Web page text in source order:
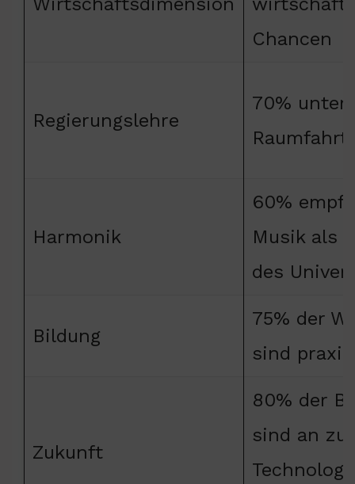
Chancen
Regierungslehre
70%
Harmonik
60%
Musik als
des
Bildung
75% der
sind
Zukunft
80% der
sind an